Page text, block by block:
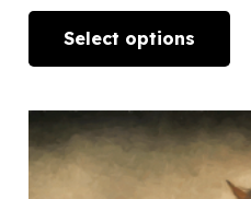
Select options